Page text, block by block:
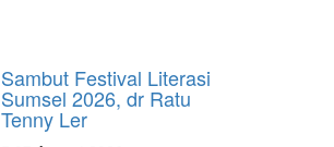
Sambut Festival Literasi
Sumsel 2026, dr Ratu
Tenny Ler